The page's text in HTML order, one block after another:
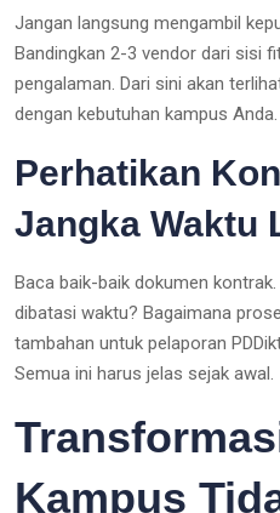
Jangan langsung mengambil
Bandingkan 2-3 vendor dari sisi
pengalaman. Dari sini akan
dengan kebutuhan kampus Anda.
Perhatikan
Jangka Waktu
Baca baik-baik dokumen
dibatasi waktu? Bagaimana
tambahan untuk pelaporan
Semua ini harus jelas sejak awal.
Kampus